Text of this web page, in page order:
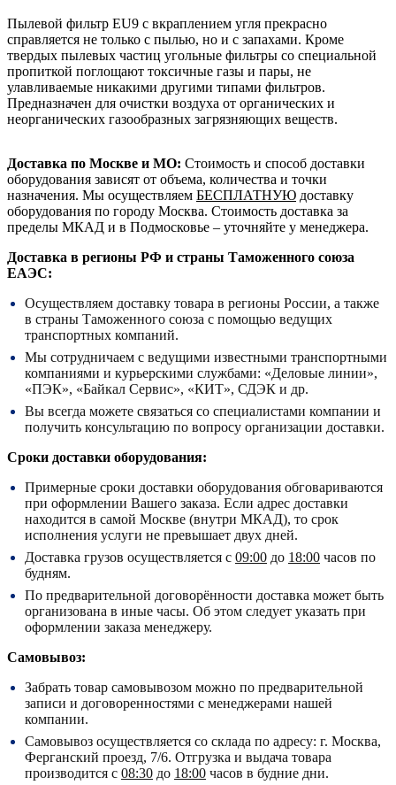
Пылевой фильтр EU9 с вкраплением угля прекрасно
справляется не только с пылью, но и с запахами. Кроме
твердых пылевых частиц угольные фильтры со специальной
пропиткой поглощают токсичные газы и пары, не
улавливаемые никакими другими типами фильтров.
Предназначен для очистки воздуха от органических и
неорганических газообразных загрязняющих веществ.
Доставка по Москве и МО: Стоимость и способ доставки
оборудования зависят от объема, количества и точки
назначения. Мы осуществляем БЕСПЛАТНУЮ доставку
оборудования по городу Москва. Стоимость доставка за
пределы МКАД и в Подмосковье – уточняйте у менеджера.
Доставка в регионы РФ и страны Таможенного союза
ЕАЭС:
Осуществляем доставку товара в регионы России, а также
в страны Таможенного союза с помощью ведущих
транспортных компаний.
Мы сотрудничаем с ведущими известными транспортными
компаниями и курьерскими службами: «Деловые линии»,
«ПЭК», «Байкал Сервис», «КИТ», СДЭК и др.
Вы всегда можете связаться со специалистами компании и
получить консультацию по вопросу организации доставки.
Сроки доставки оборудования:
Примерные сроки доставки оборудования обговариваются
при оформлении Вашего заказа. Если адрес доставки
находится в самой Москве (внутри МКАД), то срок
исполнения услуги не превышает двух дней.
Доставка грузов осуществляется с 09:00 до 18:00 часов по
будням.
По предварительной договорённости доставка может быть
организована в иные часы. Об этом следует указать при
оформлении заказа менеджеру.
Самовывоз:
Забрать товар самовывозом можно по предварительной
записи и договоренностями с менеджерами нашей
компании.
Самовывоз осуществляется со склада по адресу: г. Москва,
Ферганский проезд, 7/6. Отгрузка и выдача товара
производится с 08:30 до 18:00 часов в будние дни.